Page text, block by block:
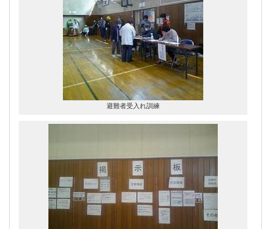
避難者受入れ訓練